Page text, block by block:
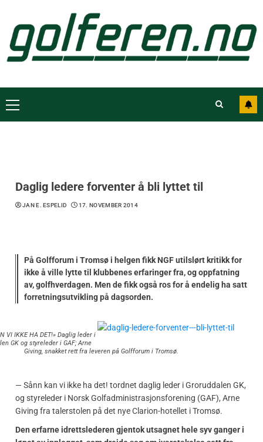
Daglig ledere forventer å bli lyttet til
JAN E. ESPELID 17. NOVEMBER 2014
På Golfforum i Tromsø i helgen fikk NGF utilslørt kritikk for
ikke å ville lytte til klubbenes erfaringer fra, og oppfatning
av, golfhverdagen. Men de fikk også ros for å endelig ha satt
forretningsutvikling på dagsorden.
VI IKKE HA DET!» Daglig leder i
GK og styreleder i GAF; Arne
Giving, snakket rett fra leveren på Golfforum i Tromsø.
— Sånn kan vi ikke ha det! tordnet daglig leder i Groruddalen GK,
og styreleder i Norsk Golfadministrasjonsforening (GAF), Arne
Giving fra talerstolen på det nye Clarion-hotellet i Tromsø.
Den erfarne idrettslederen gjentok utsagnet hele syv ganger i